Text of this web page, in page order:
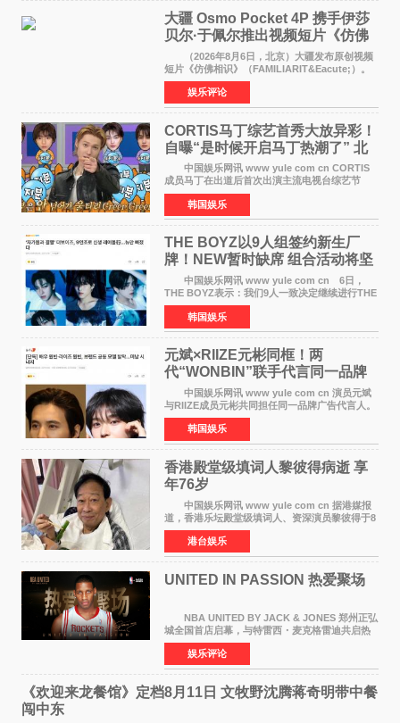
大疆 Osmo Pocket 4P 携手伊莎
贝尔·于佩尔推出视频短片《仿佛
相识》
（2026年8月6日，北京）大疆发布原创视频
短片《仿佛相识》（FAMILIARIT&Eacute;）。
视频短片由戛纳国际电影节最佳女演员伊莎贝尔·
于佩尔（Isabelle Huppert）主演，全程使用大
疆首款双主摄口
娱乐评论
CORTIS马丁综艺首秀大放异彩！
自曝“是时候开启马丁热潮了” 北
美巡演火热进行中
中国娱乐网讯 www yule com cn CORTIS
成员马丁在出道后首次出演主流电视台综艺节
目，展现了多才多艺的魅力。 马丁出演了5日
播出的MBC《Radio Star》Fashion与Passion
之间，I&lsquo;m
韩国娱乐
THE BOYZ以9人组签约新生厂
牌！NEW暂时缺席 组合活动将坚
定不移继续
中国娱乐网讯 www yule com cn 6日，
THE BOYZ表示：我们9人一致决定继续进行THE
BOYZ组合活动，并且已经完成了组合团体活动
签约。目前正在新生厂牌下进行活动准备。尚未
离开THE BOYZ原所
韩国娱乐
元斌×RIIZE元彬同框！两
代“WONBIN”联手代言同一品牌
颜值天花板合体
中国娱乐网讯 www yule com cn 演员元斌
与RIIZE成员元彬共同担任同一品牌广告代言人。
6日据独家报道，继演员元斌之后，RIIZE元彬最
近也被选为某在线中介平台A公司的共同广告代言
人，两人将作
韩国娱乐
香港殿堂级填词人黎彼得病逝 享
年76岁​
中国娱乐网讯 www yule com cn 据港媒报
道，香港乐坛殿堂级填词人、资深演员黎彼得于8
月5日上午因病离世，终年76岁。好友钟志光透
露，黎彼得今年3月中风后便卧床休养，身体机能
持续衰退，最
港台娱乐
UNITED IN PASSION 热爱聚场
NBA UNITED BY JACK & JONES 郑州正弘
城全国首店启幕，与特雷西・麦克格雷迪共启热
爱 2026 年7 月21 日，
NBAUNITEDBYJACK&JONES 全国首店，于郑
州正弘城正式启幕。NBA 传奇球星
娱乐评论
《欢迎来龙餐馆》定档8月11日 文牧野沈腾蒋奇明带中餐
闯中东